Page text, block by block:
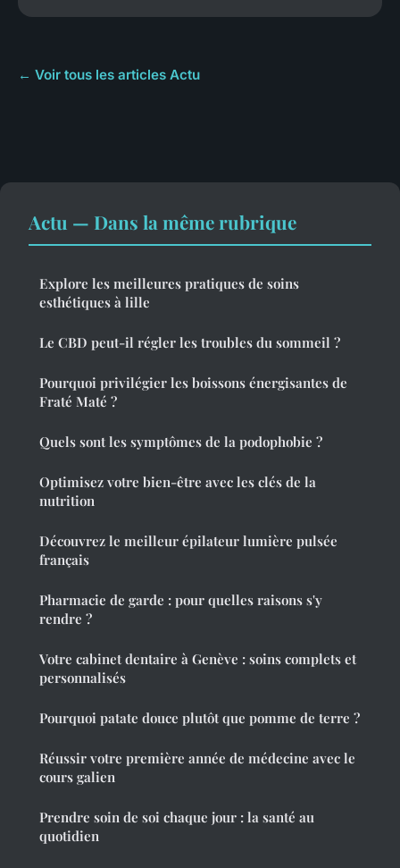
← Voir tous les articles Actu
Actu — Dans la même rubrique
Explore les meilleures pratiques de soins
esthétiques à lille
Le CBD peut-il régler les troubles du sommeil ?
Pourquoi privilégier les boissons énergisantes de
Fraté Maté ?
Quels sont les symptômes de la podophobie ?
Optimisez votre bien-être avec les clés de la
nutrition
Découvrez le meilleur épilateur lumière pulsée
français
Pharmacie de garde : pour quelles raisons s'y
rendre ?
Votre cabinet dentaire à Genève : soins complets et
personnalisés
Pourquoi patate douce plutôt que pomme de terre ?
Réussir votre première année de médecine avec le
cours galien
Prendre soin de soi chaque jour : la santé au
quotidien